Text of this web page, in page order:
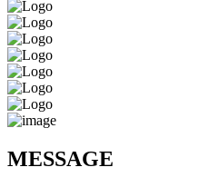
MESSAGE